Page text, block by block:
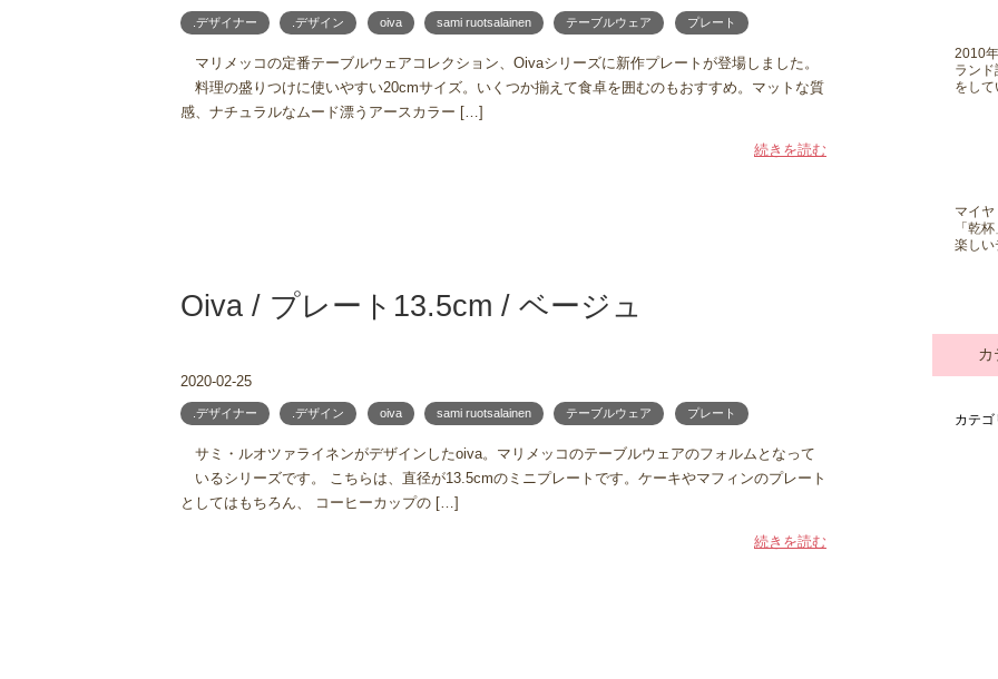
.デザイナー .デザイン oiva sami ruotsalainen テーブルウェア プレート
マリメッコの定番テーブルウェアコレクション、Oivaシリーズに新作プレートが登場しました。
料理の盛りつけに使いやすい20cmサイズ。いくつか揃えて食卓を囲むのもおすすめ。マットな質
感、ナチュラルなムード漂うアースカラー […]
続きを読む
Oiva / プレート13.5cm / ベージュ
2020-02-25
.デザイナー .デザイン oiva sami ruotsalainen テーブルウェア プレート
サミ・ルオツァライネンがデザインしたoiva。マリメッコのテーブルウェアのフォルムとなって
いるシリーズです。 こちらは、直径が13.5cmのミニプレートです。ケーキやマフィンのプレート
としてはもちろん、 コーヒーカップの […]
続きを読む
2010
ラン
をし
マイ
「乾
楽しい
カ
カテゴ